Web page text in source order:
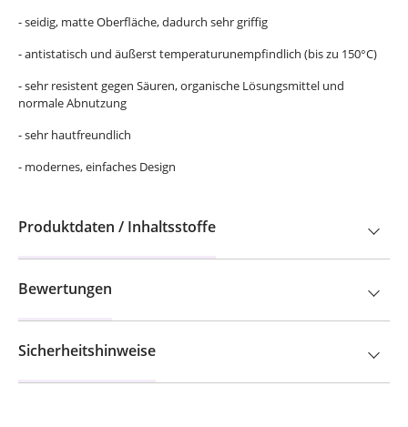
- seidig, matte Oberfläche, dadurch sehr griffig
- antistatisch und äußerst temperaturunempfindlich (bis zu 150°C)
- sehr resistent gegen Säuren, organische Lösungsmittel und
normale Abnutzung
- sehr hautfreundlich
- modernes, einfaches Design
Produktdaten / Inhaltsstoffe
Bewertungen
Sicherheitshinweise